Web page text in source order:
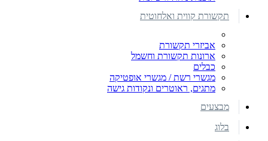
תקשורת קווית ואלחוטית
אביזרי תקשורת
ארונות תקשורת וחשמל
כבלים
מגשרי רשת / מגשרי אופטיקה
מתגים, ראוטרים ונקודות גישה
מבצעים
בלוג